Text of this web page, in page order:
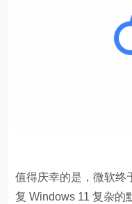
值得庆幸的是，微软终
复 Windows 11 复杂的